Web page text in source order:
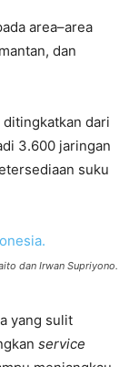
area–area
dan
dari
3.600 jaringan
suku
dan Irwan Supriyono.
yang sulit
service